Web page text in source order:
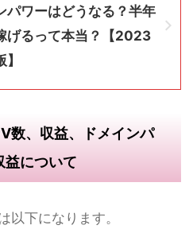
パワーはどうなる？半年
げるって本当？【2023
数、収益、ドメインパ
益について
以下になります。